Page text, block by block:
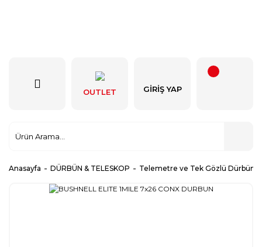
OUTLET GIRIŞ YAP
Anasayfa DÜRBÜN & TELESKOP Telemetre ve Tek Gözlü